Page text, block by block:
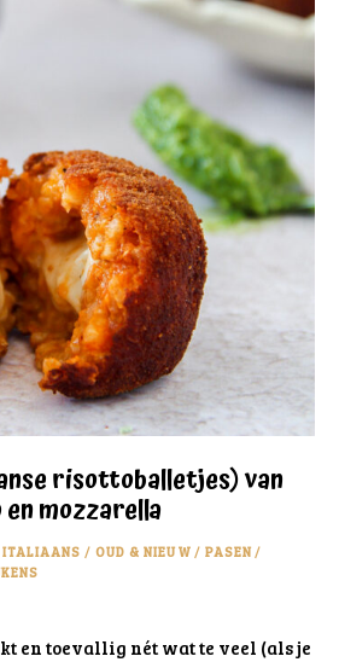
risottoballetjes) van
mozzarella
ITALIAANS / OUD & NIEUW / PASEN/
en toevallig nét wat te veel (als je